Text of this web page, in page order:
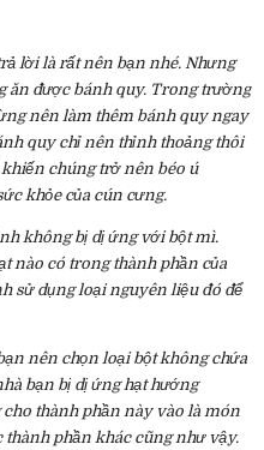
lời là rất nên bạn nhé. Nhưng
ăn được bánh quy. Trong trường
nên làm thêm bánh quy ngay
quy chỉ nên thỉnh thoảng thôi
chúng trở nên béo ú
khỏe của cún cưng.
không bị dị ứng với bột mì.
nào có trong thành phần của
sử dụng loại nguyên liệu đó để
nên chọn loại bột không chứa
bạn bị dị ứng hạt hướng
thành phần này vào là món
phần khác cũng như vậy.